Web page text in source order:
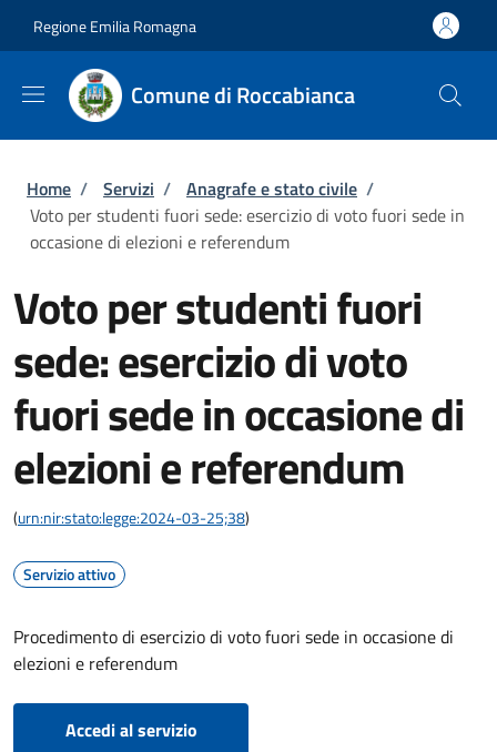
Regione Emilia Romagna
Comune di Roccabianca
Briciole di pane
Home / Servizi / Anagrafe e stato civile /
Voto per studenti fuori sede: esercizio di voto fuori sede in
occasione di elezioni e referendum
Voto per studenti fuori
sede: esercizio di voto
fuori sede in occasione di
elezioni e referendum
(urn:nir:stato:legge:2024-03-25;38)
Servizio attivo
Procedimento di esercizio di voto fuori sede in occasione di
elezioni e referendum
Accedi al servizio